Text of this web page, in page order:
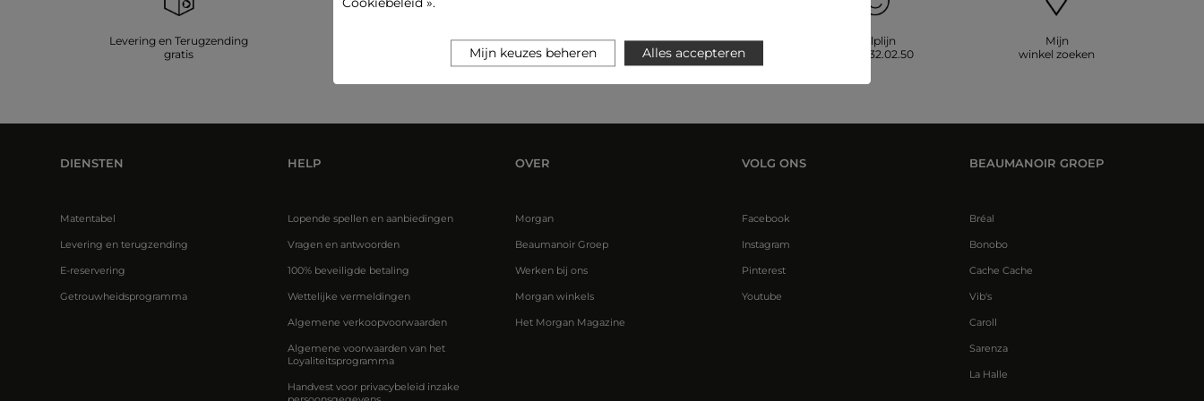
Levering en Terugzending
gratis
Beveiligde betaling
E-reservering: pas en betaal een
artikel in de winkelessayer
Hulplijn
09.69.32.02.50
Mijn
winkel zoeken
DIENSTEN
Matentabel
Levering en terugzending
E-reservering
Getrouwheidsprogramma
HELP
Lopende spellen en aanbiedingen
Vragen en antwoorden
100% beveiligde betaling
Wettelijke vermeldingen
Algemene verkoopvoorwaarden
Algemene voorwaarden van het
Loyaliteitsprogramma
Handvest voor privacybeleid inzake
OVER
Morgan
Beaumanoir Groep
Werken bij ons
Morgan winkels
Het Morgan Magazine
VOLG ONS
Facebook
Instagram
Pinterest
Youtube
BEAUMANOIR GROEP
Bréal
Bonobo
Cache Cache
Vib's
Caroll
Sarenza
La Halle
Mijn keuzes beheren Alles accepteren